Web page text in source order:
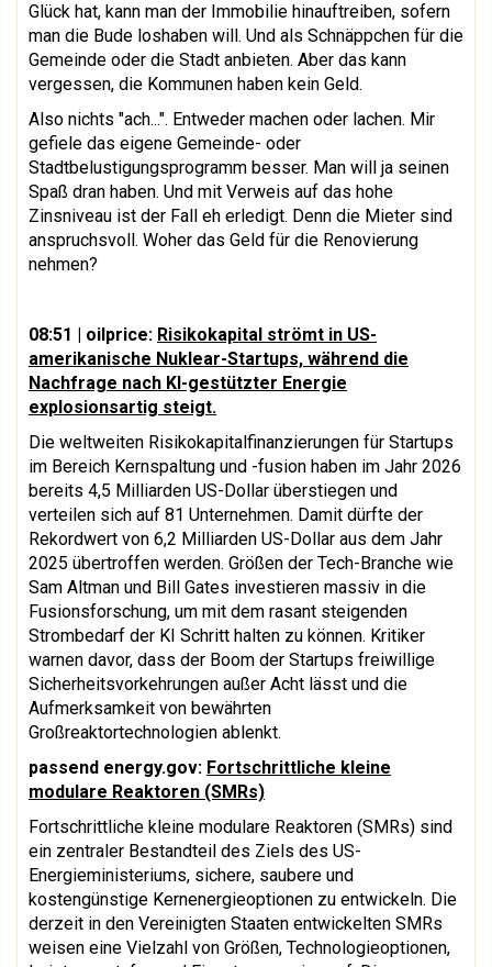
Glück hat, kann man der Immobilie hinauftreiben, sofern
man die Bude loshaben will. Und als Schnäppchen für die
Gemeinde oder die Stadt anbieten. Aber das kann
vergessen, die Kommunen haben kein Geld.
Also nichts "ach...". Entweder machen oder lachen. Mir
gefiele das eigene Gemeinde- oder
Stadtbelustigungsprogramm besser. Man will ja seinen
Spaß dran haben. Und mit Verweis auf das hohe
Zinsniveau ist der Fall eh erledigt. Denn die Mieter sind
anspruchsvoll. Woher das Geld für die Renovierung
nehmen?
08:51 | oilprice: Risikokapital strömt in US-
amerikanische Nuklear-Startups, während die
Nachfrage nach KI-gestützter Energie
explosionsartig steigt.
Die weltweiten Risikokapitalfinanzierungen für Startups
im Bereich Kernspaltung und -fusion haben im Jahr 2026
bereits 4,5 Milliarden US-Dollar überstiegen und
verteilen sich auf 81 Unternehmen. Damit dürfte der
Rekordwert von 6,2 Milliarden US-Dollar aus dem Jahr
2025 übertroffen werden. Größen der Tech-Branche wie
Sam Altman und Bill Gates investieren massiv in die
Fusionsforschung, um mit dem rasant steigenden
Strombedarf der KI Schritt halten zu können. Kritiker
warnen davor, dass der Boom der Startups freiwillige
Sicherheitsvorkehrungen außer Acht lässt und die
Aufmerksamkeit von bewährten
Großreaktortechnologien ablenkt.
passend energy.gov: Fortschrittliche kleine
modulare Reaktoren (SMRs)
Fortschrittliche kleine modulare Reaktoren (SMRs) sind
ein zentraler Bestandteil des Ziels des US-
Energieministeriums, sichere, saubere und
kostengünstige Kernenergieoptionen zu entwickeln. Die
derzeit in den Vereinigten Staaten entwickelten SMRs
weisen eine Vielzahl von Größen, Technologieoptionen,